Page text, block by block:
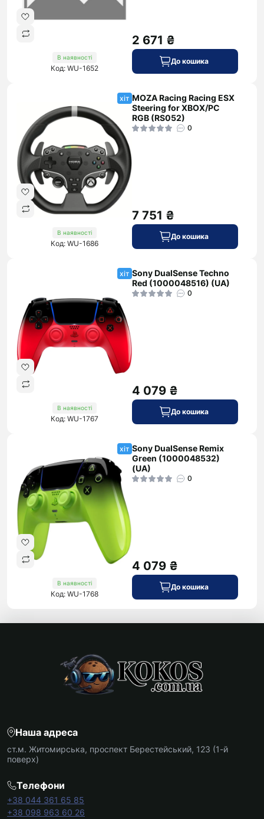
В наявності
Код: WU-1652
2 671 ₴
До кошика
хіт
В наявності
Код: WU-1686
MOZA Racing Racing ESX
Steering for XBOX/PC
RGB (RS052)
0
7 751 ₴
До кошика
хіт
В наявності
Код: WU-1767
Sony DualSense Techno
Red (1000048516) (UA)
0
4 079 ₴
До кошика
хіт
В наявності
Код: WU-1768
Sony DualSense Remix
Green (1000048532)
(UA)
0
4 079 ₴
До кошика
Наша адреса
ст.м. Житомирська, проспект Берестейський, 123 (1-й
поверх)
Телефони
+38 044 361 65 85
+38 098 963 60 26